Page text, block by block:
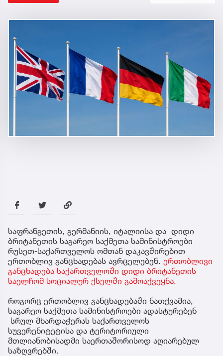
საფრანგეთის, გერმანიის, იტალიისა და დიდი
ბრიტანეთის საგარეო საქმეთა სამინისტროები
რუსეთ-საქართველოს ომთან დაკავშირებით
ერთობლივ განცხადებას ავრცელებენ. ერთობლივი
განცხადება საქართველოში დიდი ბრიტანეთის
საელჩომ სოციალურ ქსელში გამოაქვეყნა.
როგორც ერთობლივ განცხადებაში ნათქვამია,
საგარეო საქმეთა სამინისტროები ადასტურებენ
სრულ მხარდაჭერას საქართველოს
სუვერენიტეტისა და ტერიტორიული
მთლიანობისადმი საერთაშორისოდ აღიარებულ
საზღვრებში.